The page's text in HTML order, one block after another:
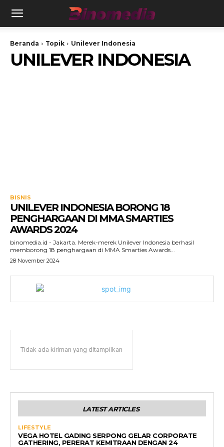
Beranda Topik Unilever Indonesia
UNILEVER INDONESIA
BISNIS
UNILEVER INDONESIA BORONG 18
PENGHARGAAN DI MMA SMARTIES
AWARDS 2024
binomedia.id - Jakarta. Merek-merek Unilever Indonesia berhasil
memborong 18 penghargaan di MMA Smarties Awards...
28 November 2024
Tidak ada kiriman yang ditampilkan
LATEST ARTICLES
LIFESTYLE
VEGA HOTEL GADING SERPONG GELAR CORPORATE
GATHERING, PERERAT KEMITRAAN DENGAN 24